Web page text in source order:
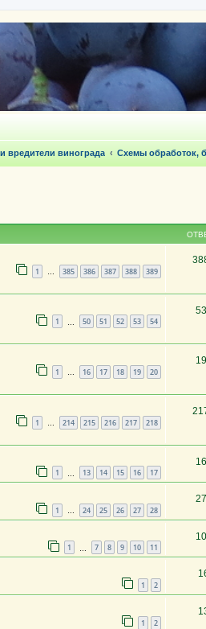
вредители винограда Схемы обработок,
1 … 385 386 387 388 389
1 50 51 52 53 54
1 … 16 17 18 19 20
1 … 214 215 216 217 218
1 13 14 15 16 17
1 … 24 25 26 27 28
1 7 8 9 10 11
1 2
1 2